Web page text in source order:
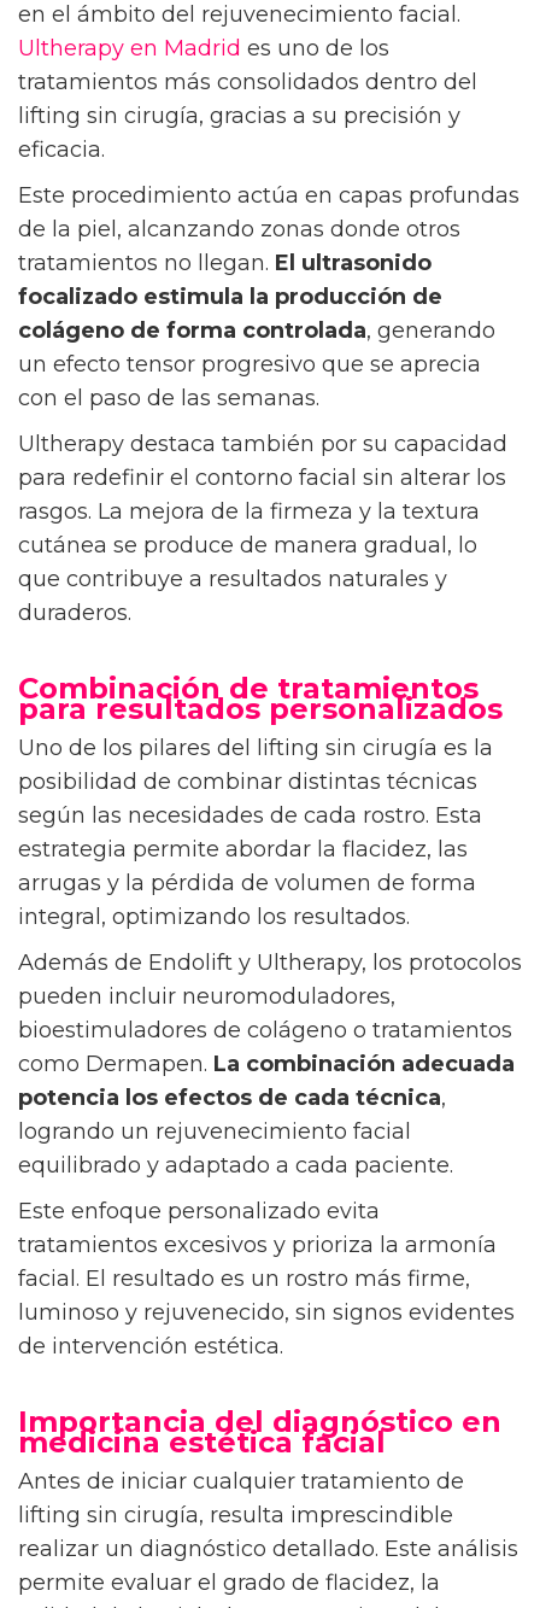
en el ámbito del rejuvenecimiento facial.
Ultherapy en Madrid es uno de los
tratamientos más consolidados dentro del
lifting sin cirugía, gracias a su precisión y
eficacia.
Este procedimiento actúa en capas profundas
de la piel, alcanzando zonas donde otros
tratamientos no llegan. El ultrasonido
focalizado estimula la producción de
colágeno de forma controlada, generando
un efecto tensor progresivo que se aprecia
con el paso de las semanas.
Ultherapy destaca también por su capacidad
para redefinir el contorno facial sin alterar los
rasgos. La mejora de la firmeza y la textura
cutánea se produce de manera gradual, lo
que contribuye a resultados naturales y
duraderos.
Combinación de tratamientos
para resultados personalizados
Uno de los pilares del lifting sin cirugía es la
posibilidad de combinar distintas técnicas
según las necesidades de cada rostro. Esta
estrategia permite abordar la flacidez, las
arrugas y la pérdida de volumen de forma
integral, optimizando los resultados.
Además de Endolift y Ultherapy, los protocolos
pueden incluir neuromoduladores,
bioestimuladores de colágeno o tratamientos
como Dermapen. La combinación adecuada
potencia los efectos de cada técnica,
logrando un rejuvenecimiento facial
equilibrado y adaptado a cada paciente.
Este enfoque personalizado evita
tratamientos excesivos y prioriza la armonía
facial. El resultado es un rostro más firme,
luminoso y rejuvenecido, sin signos evidentes
de intervención estética.
Importancia del diagnóstico en
medicina estética facial
Antes de iniciar cualquier tratamiento de
lifting sin cirugía, resulta imprescindible
realizar un diagnóstico detallado. Este análisis
permite evaluar el grado de flacidez, la